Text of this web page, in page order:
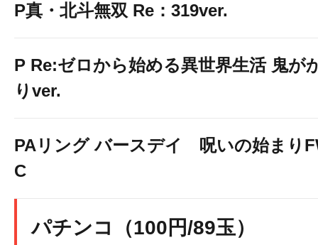
P真・北斗無双 Re：319ver.
P Re:ゼロから始める異世界生活 鬼が
りver.
PAリング バースデイ 呪いの始まり
C
パチンコ（100円/89玉）